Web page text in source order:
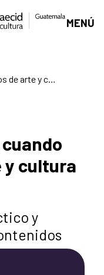
MENÚ
¿En qué estamos cuando hablamos de arte y cultura en Guatemala?
y cultura
y